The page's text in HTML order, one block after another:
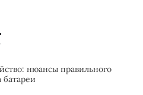
нюансы правильного
батареи